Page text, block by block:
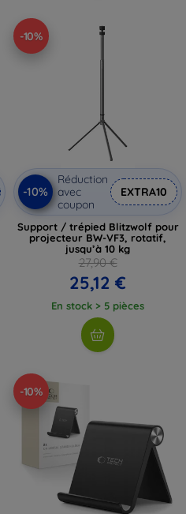
-10%
-10%
Réduction
avec
coupon
EXTRA10
Support / trépied Blitzwolf pour
projecteur BW-VF3, rotatif,
jusqu’à 10 kg
27,90 €
25,12 €
En stock > 5 pièces
-10%